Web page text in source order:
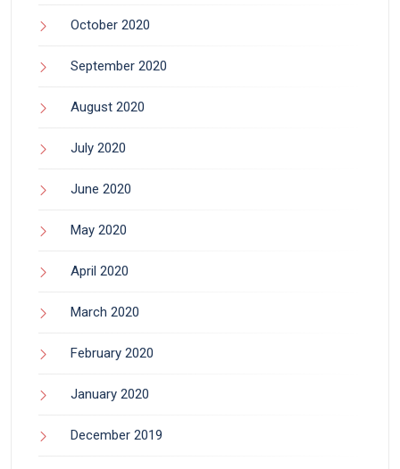
October 2020
September 2020
August 2020
July 2020
June 2020
May 2020
April 2020
March 2020
February 2020
January 2020
December 2019